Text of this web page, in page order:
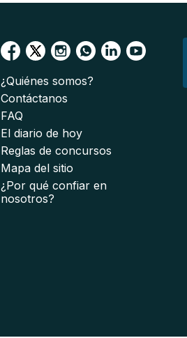
¿Quiénes somos?
Contáctanos
FAQ
El diario de hoy
Reglas de concursos
Mapa del sitio
¿Por qué confiar en
nosotros?